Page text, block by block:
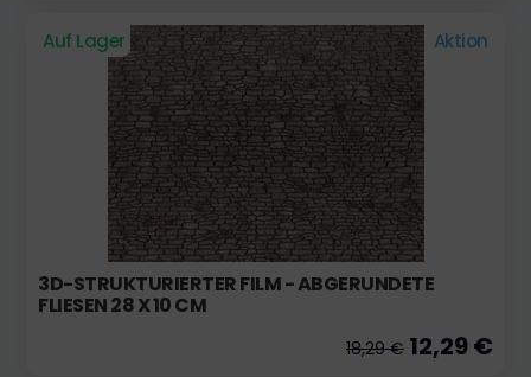
Auf Lager Aktion
3D-STRUKTURIERTER FILM - ABGERUNDETE
FLIESEN 28 X 10 CM
18,29 € 12,29 €